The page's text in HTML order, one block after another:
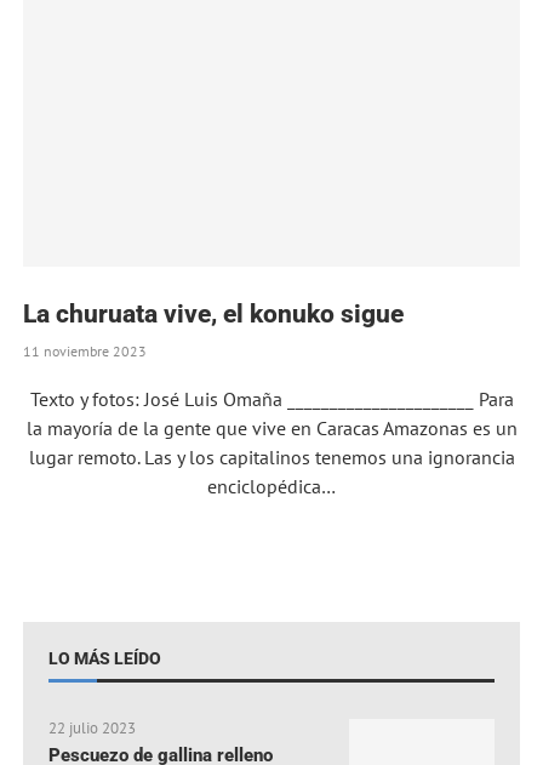
La churuata vive, el konuko sigue
11 noviembre 2023
Texto y fotos: José Luis Omaña ______________________ Para
la mayoría de la gente que vive en Caracas Amazonas es un
lugar remoto. Las y los capitalinos tenemos una ignorancia
enciclopédica…
LO MÁS LEÍDO
22 julio 2023
Pescuezo de gallina relleno